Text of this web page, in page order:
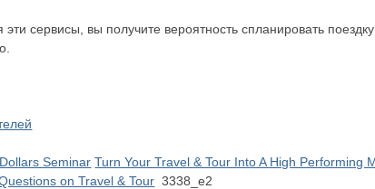
эти сервисы, вы получите вероятность спланировать
Seminar Turn Your Travel & Tour Into A High Performing
on Travel & Tour 3338_e2